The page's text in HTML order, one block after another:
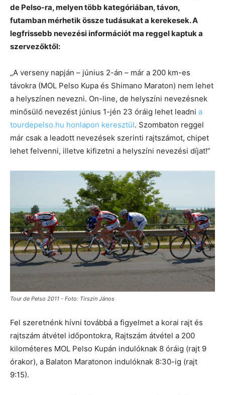
de Pelso-ra, melyen több kategóriában, távon,
futamban mérhetik össze tudásukat a kerekesek. A
legfrissebb nevezési információt ma reggel kaptuk a
szervezőktől:
„A verseny napján – június 2-án – már a 200 km-es
távokra (MOL Pelso Kupa és Shimano Maraton) nem lehet
a helyszínen nevezni. On-line, de helyszíni nevezésnek
minősülő nevezést június 1-jén 23 óráig lehet leadni a
tourdepelso.hu honlapon keresztül. Szombaton reggel
már csak a leadott nevezések szerinti rajtszámot, chipet
lehet felvenni, illetve kifizetni a helyszíni nevezési díjat!”
Tour de Pelso 2011 - Foto: Tirszin János
Fel szeretnénk hívni továbbá a figyelmet a korai rajt és
rajtszám átvétel időpontokra, Rajtszám átvétel a 200
kilométeres MOL Pelso Kupán indulóknak 8 óráig (rajt 9
órakor), a Balaton Maratonon indulóknak 8:30-ig (rajt
9:15).